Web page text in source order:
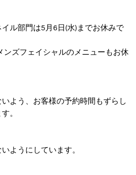
ル部門は5月6日(水)までお休みで
ンズフェイシャルのメニューもお休
よう、お客様の予約時間もずらし
。
ようにしています。